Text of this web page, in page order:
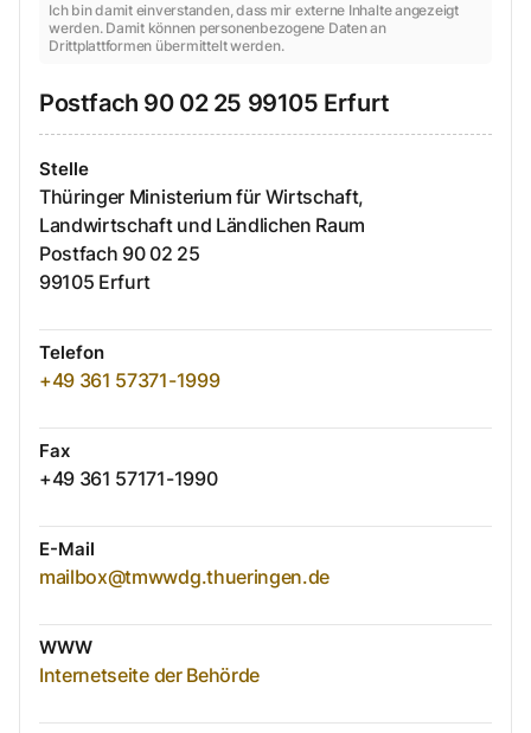
Ich bin damit einverstanden, dass mir externe Inhalte angezeigt
werden. Damit können personenbezogene Daten an
Drittplattformen übermittelt werden.
Postfach 90 02 25 99105 Erfurt
Stelle
Thüringer Ministerium für Wirtschaft,
Landwirtschaft und Ländlichen Raum
Postfach 90 02 25
99105 Erfurt
Telefon
+49 361 57371-1999
Fax
+49 361 57171-1990
E-Mail
mailbox@tmwwdg.thueringen.de
WWW
Internetseite der Behörde